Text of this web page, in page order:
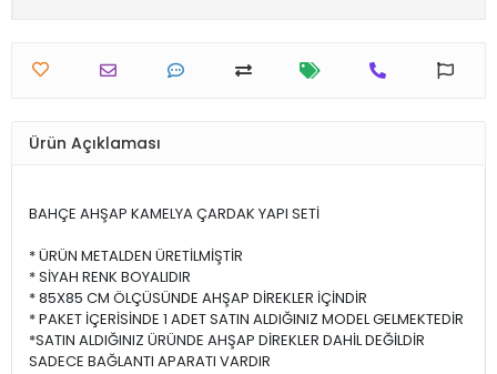
Ürün Açıklaması
BAHÇE AHŞAP KAMELYA ÇARDAK YAPI SETİ
* ÜRÜN METALDEN ÜRETİLMİŞTİR
* SİYAH RENK BOYALIDIR
* 85X85 CM ÖLÇÜSÜNDE AHŞAP DİREKLER İÇİNDİR
* PAKET İÇERİSİNDE 1 ADET SATIN ALDIĞINIZ MODEL GELMEKTEDİR
*SATIN ALDIĞINIZ ÜRÜNDE AHŞAP DİREKLER DAHİL DEĞİLDİR
SADECE BAĞLANTI APARATI VARDIR